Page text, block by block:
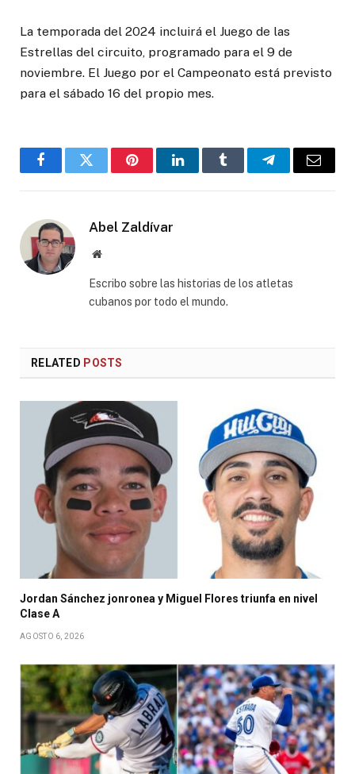
La temporada del 2024 incluirá el Juego de las
Estrellas del circuito, programado para el 9 de
noviembre. El Juego por el Campeonato está previsto
para el sábado 16 del propio mes.
FacebookTwitter PinterestLinkedInTumblr TelegramEmail
Abel Zaldívar
Website
Escribo sobre las historias de los atletas
cubanos por todo el mundo.
RELATED POSTS
Jordan Sánchez jonronea y Miguel Flores triunfa en nivel
Clase A
AGOSTO 6, 2026